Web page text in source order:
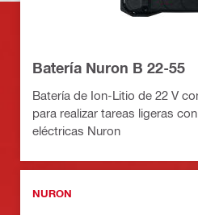
Batería Nuron B 22-55
Batería de Ion-Litio de 22 V
para realizar tareas ligeras
eléctricas Nuron
NURON